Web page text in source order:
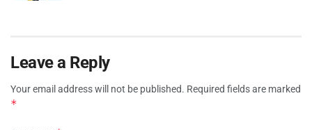
Leave a Reply
Your email address will not be published. Required fields are marked
*